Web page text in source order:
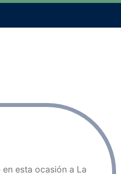
esta ocasión a La